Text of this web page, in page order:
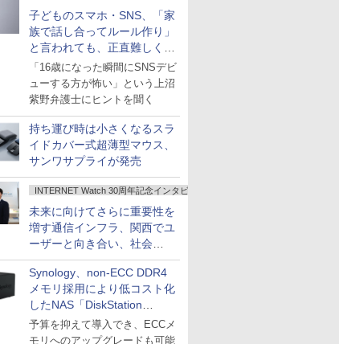
子どものスマホ・SNS、「家
族で話し合ってルール作り」
と言われても、正直難しくな
いですか？
「16歳になった瞬間にSNSデビ
ューする方が怖い」という上沼
紫野弁護士にヒントを聞く
持ち運び時は小さくなるスラ
イドカバー式超薄型マウス、
サンワサプライが発売
INTERNET Watch 30周年記念インタビュー
未来に向けてさらに重要性を
増す通信インフラ、関西でユ
ーザーと向き合い、社会
の“あたらしい”を起動し続け
る～オプテージ
Synology、non-ECC DDR4
メモリ採用により低コスト化
したNAS「DiskStation
neo+」シリーズ
予算を抑えて導入でき、ECCメ
モリへのアップグレードも可能